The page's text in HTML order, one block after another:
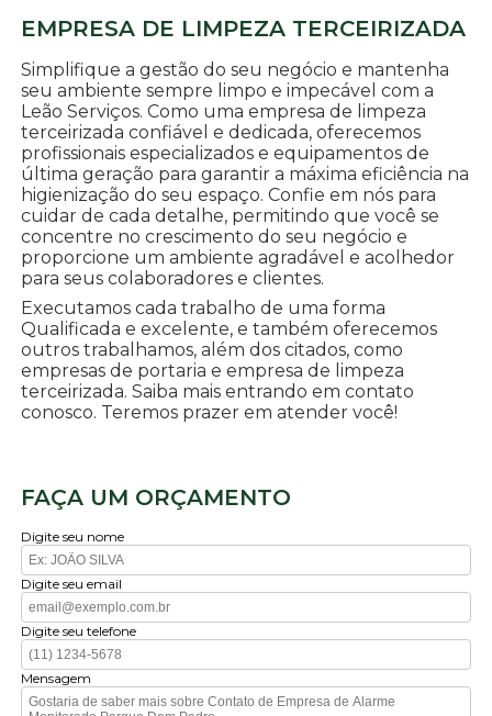
EMPRESA DE LIMPEZA TERCEIRIZADA
Simplifique a gestão do seu negócio e mantenha
seu ambiente sempre limpo e impecável com a
Leão Serviços. Como uma empresa de limpeza
terceirizada confiável e dedicada, oferecemos
profissionais especializados e equipamentos de
última geração para garantir a máxima eficiência na
higienização do seu espaço. Confie em nós para
cuidar de cada detalhe, permitindo que você se
concentre no crescimento do seu negócio e
proporcione um ambiente agradável e acolhedor
para seus colaboradores e clientes.
Executamos cada trabalho de uma forma
Qualificada e excelente, e também oferecemos
outros trabalhamos, além dos citados, como
empresas de portaria e empresa de limpeza
terceirizada. Saiba mais entrando em contato
conosco. Teremos prazer em atender você!
FAÇA UM ORÇAMENTO
Digite seu nome
Digite seu email
Digite seu telefone
Mensagem